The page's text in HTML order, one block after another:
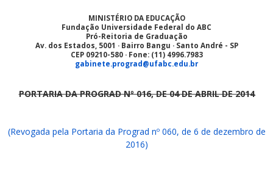
MINISTÉRIO DA EDUCAÇÃO
Fundação Universidade Federal do ABC
Pró-Reitoria de Graduação
Av. dos Estados, 5001 · Bairro Bangu · Santo André - SP
CEP 09210-580 · Fone: (11) 4996.7983
gabinete.prograd@ufabc.edu.br
PORTARIA DA PROGRAD Nº 016, DE 04 DE ABRIL DE 2014
(Revogada pela Portaria da Prograd nº 060, de 6 de dezembro de
2016)